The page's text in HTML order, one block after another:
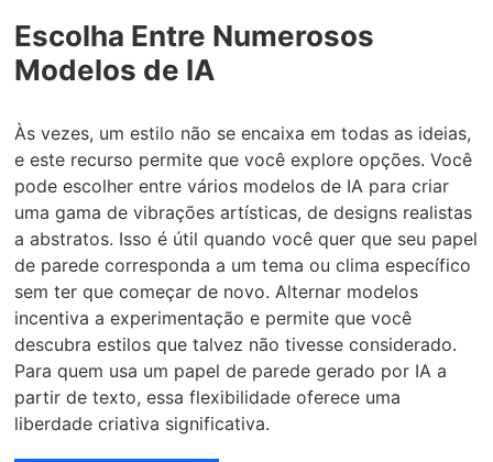
Escolha Entre Numerosos
Modelos de IA
Às vezes, um estilo não se encaixa em todas as ideias,
e este recurso permite que você explore opções. Você
pode escolher entre vários modelos de IA para criar
uma gama de vibrações artísticas, de designs realistas
a abstratos. Isso é útil quando você quer que seu papel
de parede corresponda a um tema ou clima específico
sem ter que começar de novo. Alternar modelos
incentiva a experimentação e permite que você
descubra estilos que talvez não tivesse considerado.
Para quem usa um papel de parede gerado por IA a
partir de texto, essa flexibilidade oferece uma
liberdade criativa significativa.